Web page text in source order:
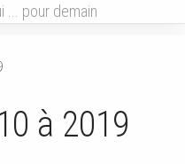
... pour demain
à 2019